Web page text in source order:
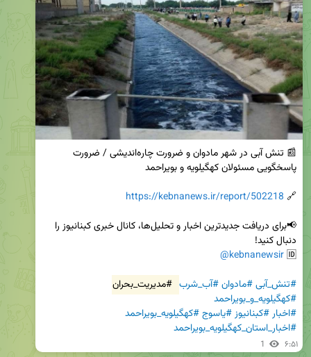
🔗
https://kebnanews.ir/report/502218
🆔
@kebnanewsir
#تنش_آبی#مادوان#آب_شرب #مدیریت_بحران
#کهگیلویه_و_بویراحمد
#اخبار#کبنانیوز#یاسوج#کهگیلویه_بویراحمد
#اخبار_استان_کهگیلویه_بویراحمد
1 ۶:۵۱